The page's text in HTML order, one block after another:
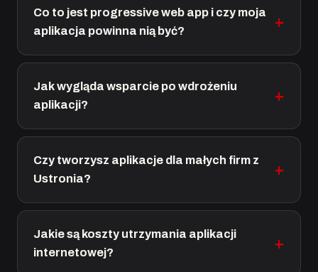
Co to jest progressive web app i czy moja
aplikacja powinna nią być?
Jak wygląda wsparcie po wdrożeniu
aplikacji?
Czy tworzysz aplikacje dla małych firm z
Ustronia?
Jakie są koszty utrzymania aplikacji
internetowej?